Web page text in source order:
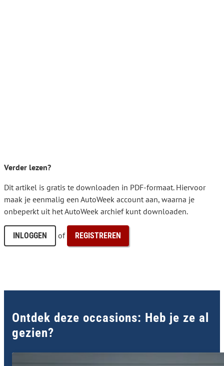
Verder lezen?
Dit artikel is gratis te downloaden in PDF-formaat. Hiervoor
maak je eenmalig een AutoWeek account aan, waarna je
onbeperkt uit het AutoWeek archief kunt downloaden.
INLOGGEN of REGISTREREN
Ontdek deze occasions: Heb je ze al
gezien?